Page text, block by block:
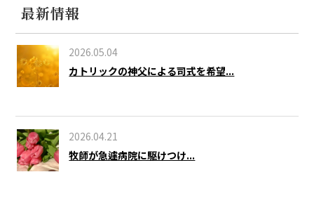
最新情報
2026.05.04
カトリックの神父による司式を希望...
2026.04.21
牧師が急遽病院に駆けつけ...